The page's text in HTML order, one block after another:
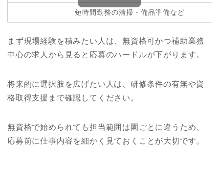
短時間勤務の清掃・備品準備など
まず現場経験を積みたい人は、無資格可かつ補助業務
中心の求人から見ると応募のハードルが下がります。
将来的に選択肢を広げたい人は、研修条件の有無や資
格取得支援まで確認してください。
無資格で始められても担当範囲は園ごとに違うため、
応募前に仕事内容を細かく見ておくことが大切です。